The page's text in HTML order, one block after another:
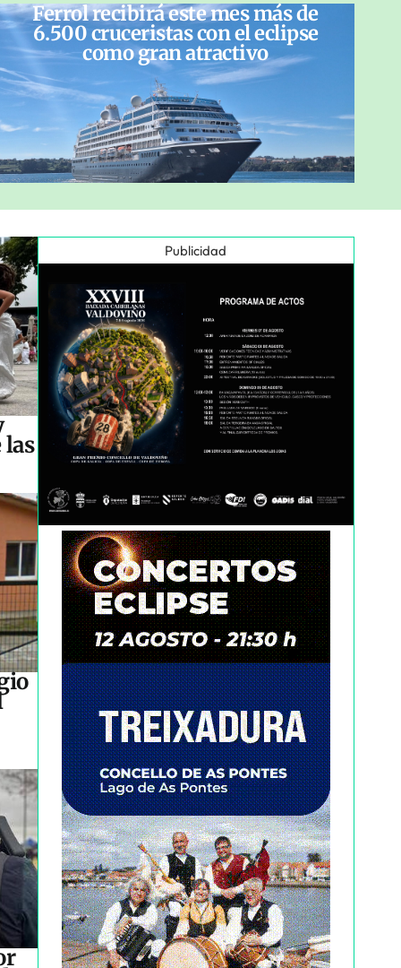
Ferrol recibirá este mes más de
6.500 cruceristas con el eclipse
como gran atractivo
las
Publicidad